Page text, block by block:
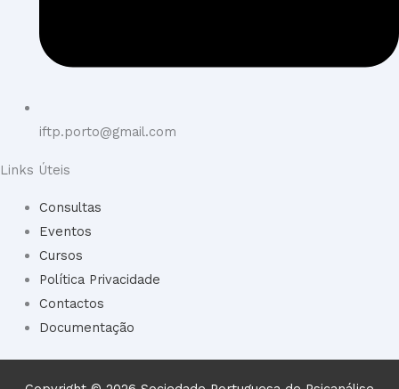
iftp.porto@gmail.com
Links Úteis
Consultas
Eventos
Cursos
Política Privacidade
Contactos
Documentação